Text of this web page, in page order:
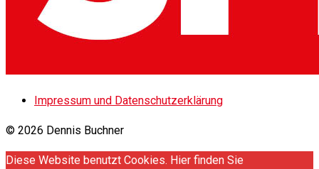
Impressum und Datenschutzerklärung
© 2026 Dennis Buchner
Diese Website benutzt Cookies. Hier finden Sie